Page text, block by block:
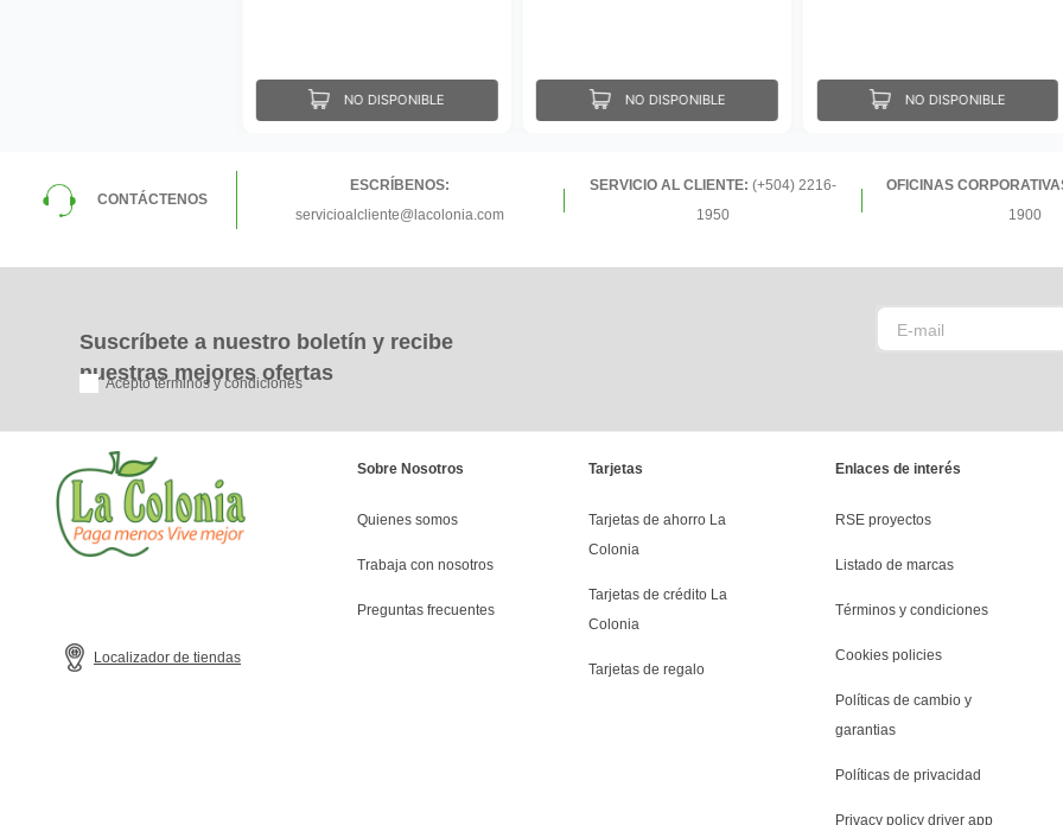
NO DISPONIBLE NO DISPONIBLE NO DISPONIBLE
CONTÁCTENOS
ESCRÍBENOS:
servicioalcliente@lacolonia.com
SERVICIO AL CLIENTE: (+504) 2216-
1950
OFICINAS
1900
Suscríbete a nuestro boletín y recibe
nuestras mejores ofertas
Acepto términos y condiciones
Localizador de tiendas
Sobre Nosotros
Quienes somos
Trabaja con nosotros
Preguntas frecuentes
Tarjetas
Tarjetas de ahorro La
Colonia
Tarjetas de crédito La
Colonia
Tarjetas de regalo
Enlaces de interés
RSE proyectos
Listado de marcas
Términos y condiciones
Cookies policies
Políticas de cambio y
garantias
Políticas de privacidad
Privacy policy driver app